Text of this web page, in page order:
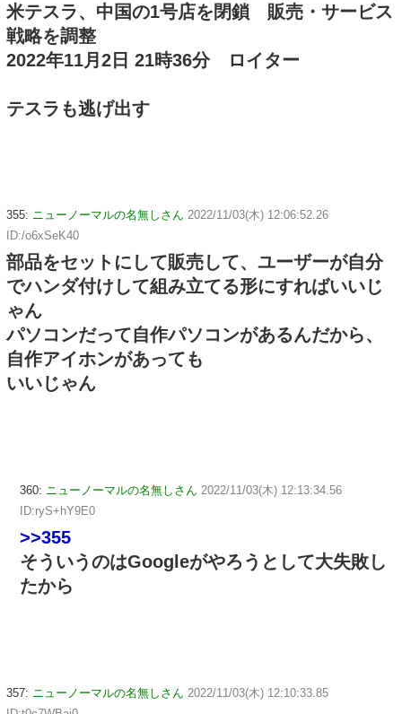
米テスラ、中国の1号店を閉鎖 販売・サービス
戦略を調整
2022年11月2日 21時36分 ロイター
テスラも逃げ出す
355: ニューノーマルの名無しさん 2022/11/03(木) 12:06:52.26
ID:/o6xSeK40
部品をセットにして販売して、ユーザーが自分
でハンダ付けして組み立てる形にすればいいじ
ゃん
パソコンだって自作パソコンがあるんだから、
自作アイホンがあっても
いいじゃん
360: ニューノーマルの名無しさん 2022/11/03(木) 12:13:34.56
ID:ryS+hY9E0
>>355
そういうのはGoogleがやろうとして大失敗し
たから
357: ニューノーマルの名無しさん 2022/11/03(木) 12:10:33.85